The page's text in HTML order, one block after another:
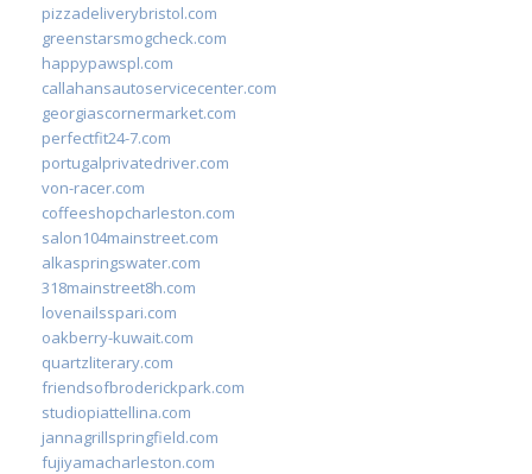
pizzadeliverybristol.com
greenstarsmogcheck.com
happypawspl.com
callahansautoservicecenter.com
georgiascornermarket.com
perfectfit24-7.com
portugalprivatedriver.com
von-racer.com
coffeeshopcharleston.com
salon104mainstreet.com
alkaspringswater.com
318mainstreet8h.com
lovenailsspari.com
oakberry-kuwait.com
quartzliterary.com
friendsofbroderickpark.com
studiopiattellina.com
jannagrillspringfield.com
fujiyamacharleston.com